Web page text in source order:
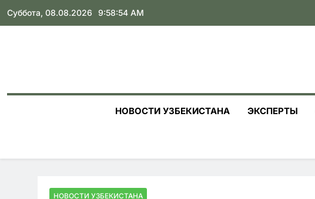
Skip
Суббота, 08.08.2026 9:58:55 AM
НОВОСТИ УЗБЕКИСТАНА ЭКСПЕРТЫ
НОВОСТИ УЗБЕКИСТАНА